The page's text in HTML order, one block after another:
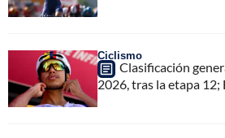
Ciclismo
Clasificación
2026, tras la etapa 12;